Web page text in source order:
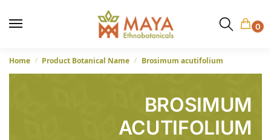
0
Home / Product Botanical Name / Brosimum acutifolium
BROSIMUM
ACUTIFOLIUM